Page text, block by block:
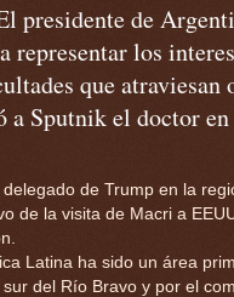
presidente de
los
que atraviesan
a Sputnik el doctor
de Trump en la
de la visita de Macri a
Latina ha sido un área
del Río Bravo y por el